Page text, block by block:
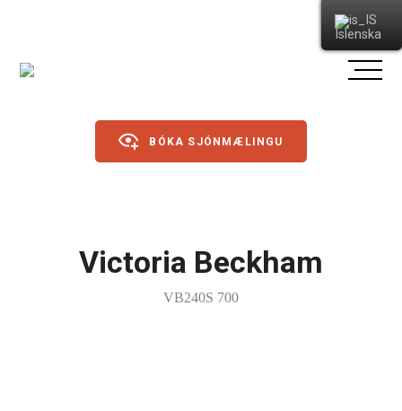
Sólgleraugu
BÓKA SJÓNMÆLINGU
Victoria Beckham
VB240S 700
Íslenska